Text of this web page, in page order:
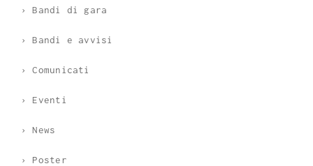
› Bandi di gara
› Bandi e avvisi
› Comunicati
› Eventi
› News
› Poster